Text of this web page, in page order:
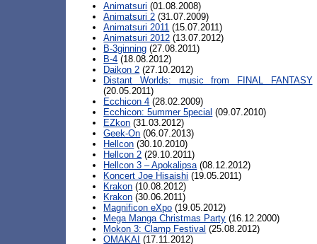
Animatsuri (01.08.2008)
Animatsuri 2 (31.07.2009)
Animatsuri 2011 (15.07.2011)
Animatsuri 2012 (13.07.2012)
B-3ginning (27.08.2011)
B-4 (18.08.2012)
Daikon 2 (27.10.2012)
Distant Worlds: music from FINAL FANTASY
(20.05.2011)
Ecchicon 4 (28.02.2009)
Ecchicon: 5ummer 5pecial (09.07.2010)
EZkon (31.03.2012)
Geek-On (06.07.2013)
Hellcon (30.10.2010)
Hellcon 2 (29.10.2011)
Hellcon 3 – Apokalipsa(08.12.2012)
Koncert Joe Hisaishi (19.05.2011)
Krakon (10.08.2012)
Krakon (30.06.2011)
Magnificon eXpo (19.05.2012)
Mega Manga Christmas Party (16.12.2000)
Mokon 3: Clamp Festival (25.08.2012)
OMAKAI (17.11.2012)